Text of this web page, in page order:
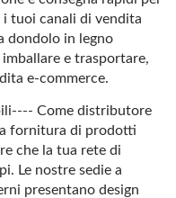
tuoi canali di vendita
dondolo in legno
e trasportare,
e-commerce.
Come distributore
fornitura di prodotti
che la tua rete di
Le nostre sedie a
presentano design